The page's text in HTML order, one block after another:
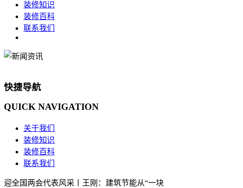
装修知识
装修百科
联系我们
快捷导航
QUICK NAVIGATION
关于我们
装修知识
装修百科
联系我们
迎全国两会代表风采丨王刚：建筑节能从“一块